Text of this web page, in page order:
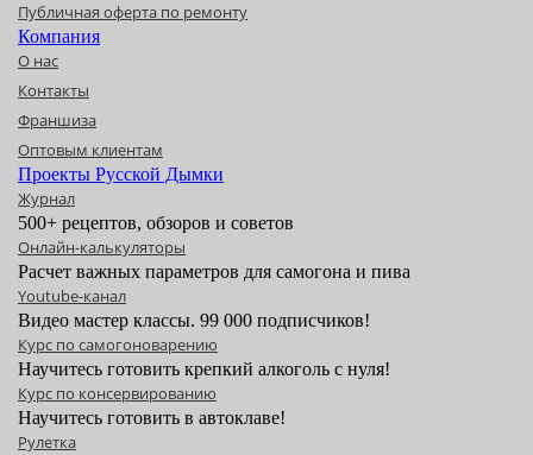
Публичная оферта по ремонту
Компания
О нас
Контакты
Франшиза
Оптовым клиентам
Проекты Русской Дымки
Журнал
500+ рецептов, обзоров и советов
Онлайн-калькуляторы
Расчет важных параметров для самогона и пива
Youtube-канал
Видео мастер классы. 99 000 подписчиков!
Курс по самогоноварению
Научитесь готовить крепкий алкоголь с нуля!
Курс по консервированию
Научитесь готовить в автоклаве!
Рулетка